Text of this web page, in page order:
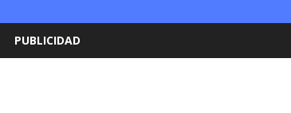
PUBLICIDAD